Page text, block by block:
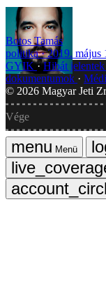
Botos Tamás
politika
2019. május
GYIK Hibát jelentek
dokumentumok
© 2026 Magyar Jeti
Vége
Menü